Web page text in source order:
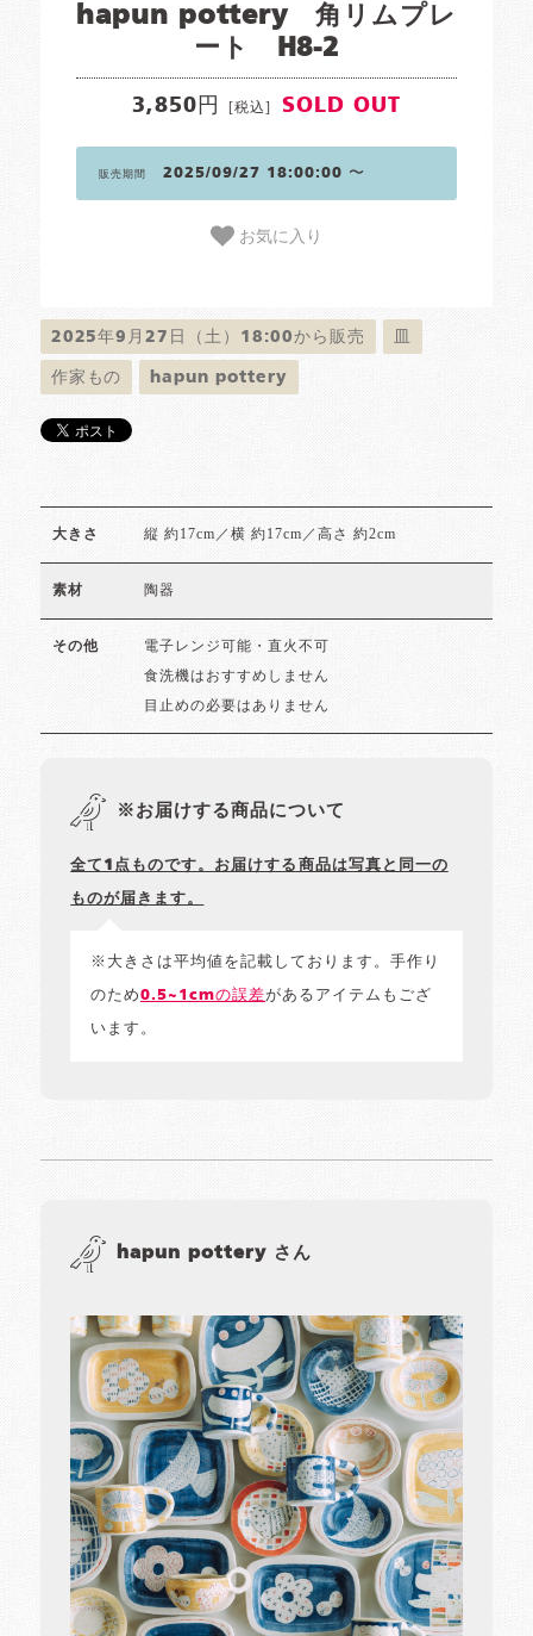
hapun pottery 角リムプレ
ート H8-2
3,850円 [税込] SOLD OUT
販売期間 2025/09/27 18:00:00 〜
お気に入り
2025年9月27日（土）18:00から販売
作家もの hapun pottery
大きさ 縦 約17cm／横 約17cm／高さ 約2cm
素材 陶器
その他 電子レンジ可能・直火不可
食洗機はおすすめしません
目止めの必要はありません
※お届けする商品について
全て1点ものです。お届けする商品は写真と同一の
ものが届きます。
※大きさは平均値を記載しております。手作り
のため0.5~1cmの誤差があるアイテムもござ
います。
hapun pottery さん